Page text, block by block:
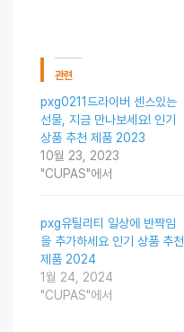
관련
pxg0211드라이버 센스있는
선물, 지금 만나보세요! 인기
상품 추천 제품 2023
10월 23, 2023
"CUPAS"에서
pxg유틸리티 일상에 반짝임
을 추가하세요 인기 상품 추천
제품 2024
1월 24, 2024
"CUPAS"에서